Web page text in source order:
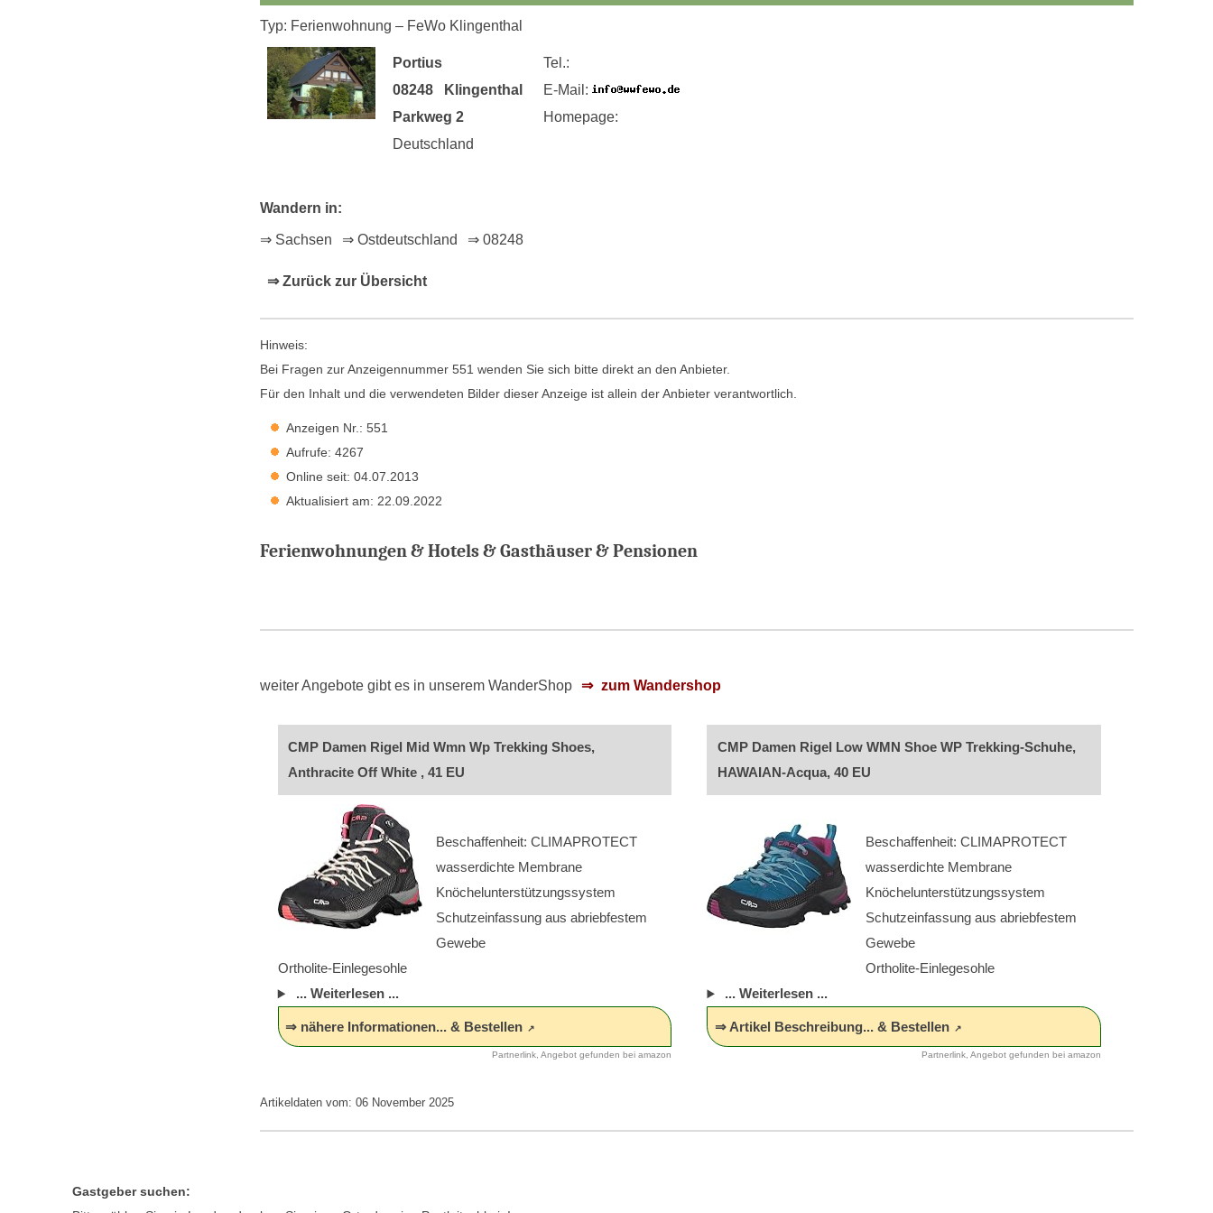
Typ: Ferienwohnung – FeWo Klingenthal
Portius
08248 Klingenthal
Parkweg 2
Deutschland
Tel.:
E-Mail:
Homepage:
Wandern in:
⇒ Sachsen ⇒ Ostdeutschland ⇒ 08248
⇒ Zurück zur Übersicht
Hinweis:
Bei Fragen zur Anzeigennummer 551 wenden Sie sich bitte direkt an den Anbieter.
Für den Inhalt und die verwendeten Bilder dieser Anzeige ist allein der Anbieter verantwortlich.
Anzeigen Nr.: 551
Aufrufe: 4267
Online seit: 04.07.2013
Aktualisiert am: 22.09.2022
Ferienwohnungen & Hotels & Gasthäuser & Pensionen
weiter Angebote gibt es in unserem WanderShop zum Wandershop
CMP Damen Rigel Mid Wmn Wp Trekking Shoes,
Anthracite Off White , 41 EU
Beschaffenheit: CLIMAPROTECT
wasserdichte Membrane
Knöchelunterstützungssystem
Schutzeinfassung aus abriebfestem
Gewebe
Ortholite-Einlegesohle
... Weiterlesen ...
⇒ nähere Informationen... & Bestellen
Partnerlink, Angebot gefunden bei amazon
CMP Damen Rigel Low WMN Shoe WP Trekking-Schuhe,
HAWAIAN-Acqua, 40 EU
Beschaffenheit: CLIMAPROTECT
wasserdichte Membrane
Knöchelunterstützungssystem
Schutzeinfassung aus abriebfestem
Gewebe
Ortholite-Einlegesohle
... Weiterlesen ...
⇒ Artikel Beschreibung... & Bestellen
Partnerlink, Angebot gefunden bei amazon
Artikeldaten vom: 06 November 2025
Gastgeber suchen: